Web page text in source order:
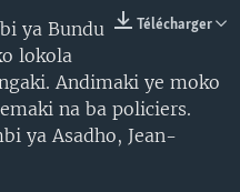
Télécharger
ya Bundu
lokola
Andimaki ye moko
na ba policiers.
ya Asadho, Jean-